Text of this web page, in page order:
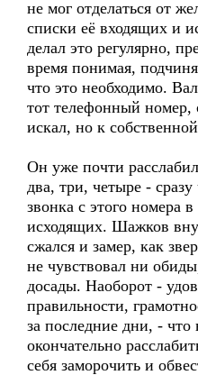
не мог отделаться от
списки её входящих и
делал это регулярно,
время понимая,
что это необходимо.
тот телефонный номер,
искал, но к
Он уже почти
два, три, четыре -
звонка с этого номера
исходящих. Шажков
сжался и замер, как
не чувствовал ни
досады. Наоборот -
правильности,
за последние дни, - что
окончательно
себя заморочить и